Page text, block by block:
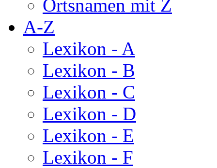
Ortsnamen mit Z
A-Z
Lexikon - A
Lexikon - B
Lexikon - C
Lexikon - D
Lexikon - E
Lexikon - F